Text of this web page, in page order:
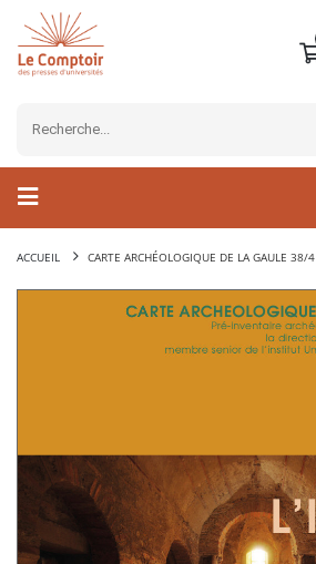
ACCUEIL CARTE ARCHÉOLOGIQUE DE LA GAULE 38/4